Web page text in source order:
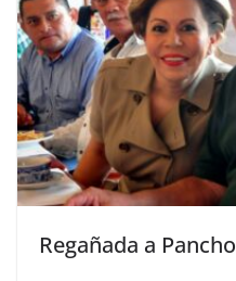
Regañada a Pancho